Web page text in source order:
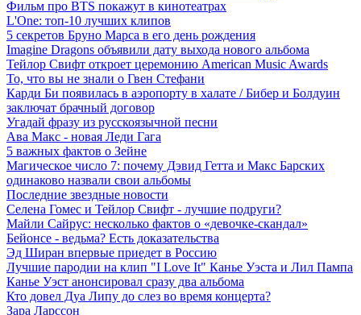
Фильм про BTS покажут в кинотеатрах
L'One: топ-10 лучших клипов
5 секретов Бруно Марса в его день рождения
Imagine Dragons объявили дату выхода нового альбома
Тейлор Свифт откроет церемонию American Music Awards
То, что вы не знали о Гвен Стефани
Карди Би появилась в аэропорту в халате / Бибер и Болдуин
заключат брачный договор
Угадай фразу из русскоязычной песни
Ава Макс - новая Леди Гага
5 важных фактов о Зейне
Магическое число 7: почему Дэвид Гетта и Макс Барских
одинаково назвали свои альбомы
Последние звездные новости
Селена Гомес и Тейлор Свифт - лучшие подруги?
Майли Сайрус: несколько фактов о «девочке-скандал»
Бейонсе - ведьма? Есть доказательства
Эд Ширан впервые приедет в Россию
Лучшие пародии на клип "I Love It" Канье Уэста и Лил Пампа
Канье Уэст анонсировал сразу два альбома
Кто довел Дуа Липу до слез во время концерта?
Зара Ларссон